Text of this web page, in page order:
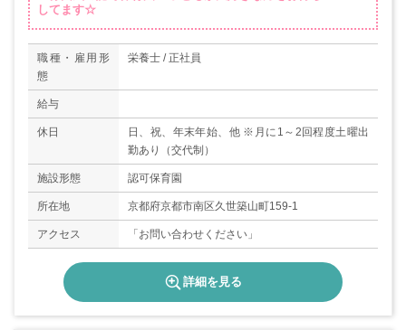
してます☆
職種・雇用形
態
栄養士 / 正社員
給与
休日
日、祝、年末年始、他 ※月に1～2回程度土曜出
勤あり（交代制）
施設形態 認可保育園
所在地 京都府京都市南区久世築山町159-1
アクセス 「お問い合わせください」
詳細を見る